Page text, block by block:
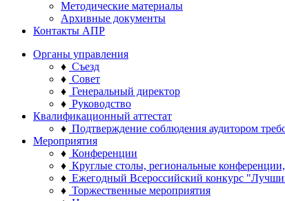
Методические материалы
Архивные документы
Контакты АПР
Органы управления
♦ Съезд
♦ Совет
♦ Генеральный директор
♦ Руководство
Квалификационный аттестат
♦ Подтверждение соблюдения аудитором
Мероприятия
♦ Конференции
♦ Круглые столы, региональные
♦ Ежегодный Всероссийский конкурс
♦ Торжественные мероприятия